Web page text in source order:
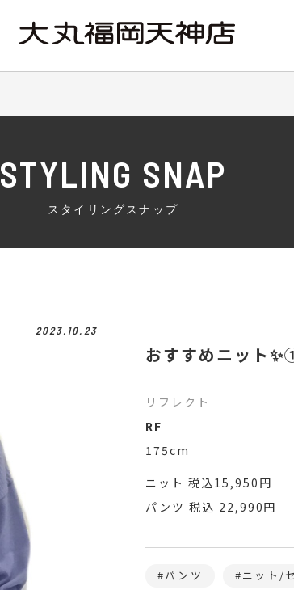
STYLING SNAP
スタイリングスナップ
2023.10.23
おすすめニット
リフレクト
RF
175cm
ニット 税込15,950円
パンツ 税込 22,990円
パンツ ニット/